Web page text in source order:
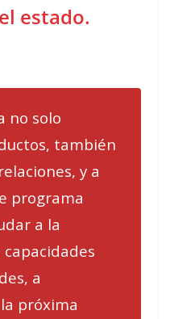
estado.
no solo
también
y a
programa
a la
a
próxima